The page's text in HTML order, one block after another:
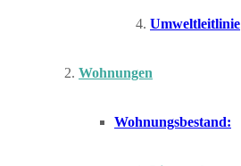
Umweltleitlinie
Wohnungen
Wohnungsbestand: